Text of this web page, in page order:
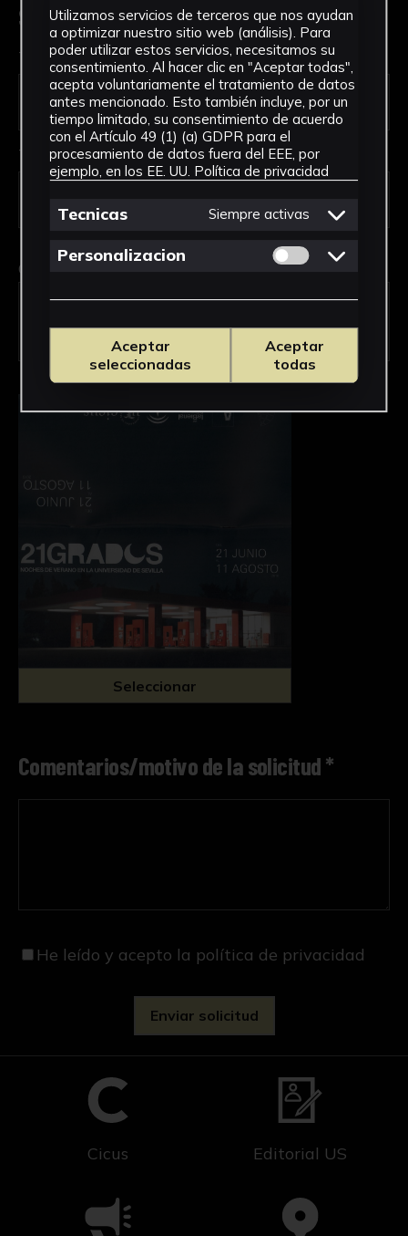
Solicitud de Servicio
Tipo de solicitud *
Tipo de uso *
Obra en la que está interesado/a*
FSPC-00079/Folleto con la programación
Universidad de Sevilla
Seleccionar
Comentarios/motivo de la solicitud *
He leído y acepto la política de privacidad
Cicus Editorial US
Utilizamos servicios de terceros que nos ayudan
a optimizar nuestro sitio web (análisis). Para
poder utilizar estos servicios, necesitamos su
consentimiento. Al hacer clic en "Aceptar todas",
acepta voluntariamente el tratamiento de datos
antes mencionado. Esto también incluye, por un
tiempo limitado, su consentimiento de acuerdo
con el Artículo 49 (1) (a) GDPR para el
procesamiento de datos fuera del EEE, por
ejemplo, en los EE. UU. Política de privacidad
Tecnicas Siempre activas
Personalizacion Permitir cookies
Aceptar
seleccionadas
Aceptar
todas